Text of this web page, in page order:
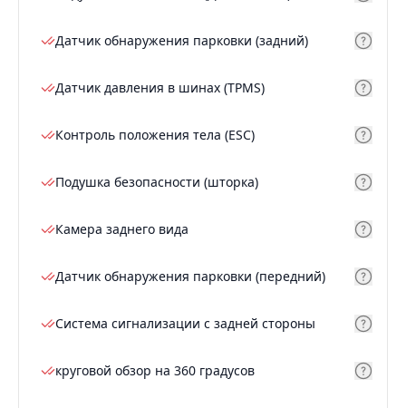
Датчик обнаружения парковки (задний)
Датчик давления в шинах (TPMS)
Контроль положения тела (ESC)
Подушка безопасности (шторка)
Камера заднего вида
Датчик обнаружения парковки (передний)
Система сигнализации с задней стороны
круговой обзор на 360 градусов